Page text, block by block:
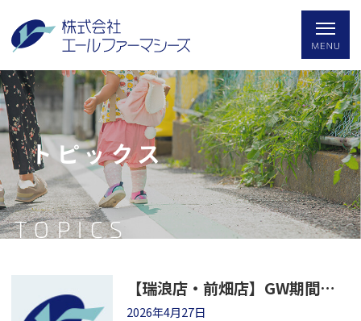
トピックス
TOPICS
【瑞浪店・前畑店】GW期間中休業日のご案内
2026年4月27日